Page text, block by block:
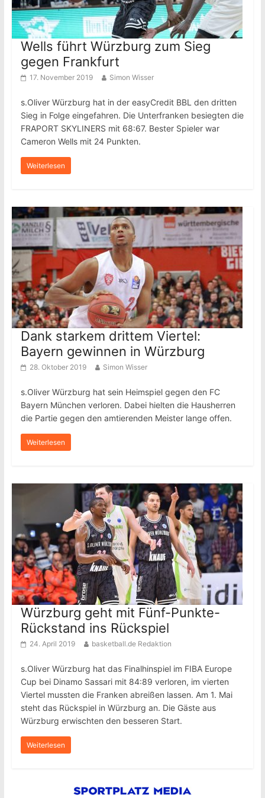
Wells führt Würzburg zum Sieg
gegen Frankfurt
17. November 2019 Simon Wisser
s.Oliver Würzburg hat in der easyCredit BBL den dritten
Sieg in Folge eingefahren. Die Unterfranken besiegten die
FRAPORT SKYLINERS mit 68:67. Bester Spieler war
Cameron Wells mit 24 Punkten.
Weiterlesen
Dank starkem drittem Viertel:
Bayern gewinnen in Würzburg
28. Oktober 2019 Simon Wisser
s.Oliver Würzburg hat sein Heimspiel gegen den FC
Bayern München verloren. Dabei hielten die Hausherren
die Partie gegen den amtierenden Meister lange offen.
Weiterlesen
Würzburg geht mit Fünf-Punkte-
Rückstand ins Rückspiel
24. April 2019 basketball.de Redaktion
s.Oliver Würzburg hat das Finalhinspiel im FIBA Europe
Cup bei Dinamo Sassari mit 84:89 verloren, im vierten
Viertel mussten die Franken abreißen lassen. Am 1. Mai
steht das Rückspiel in Würzburg an. Die Gäste aus
Würzburg erwischten den besseren Start.
Weiterlesen